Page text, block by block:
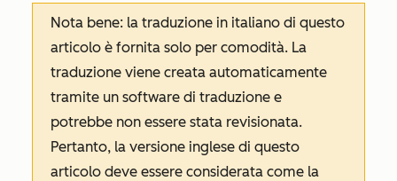
Nota bene: la traduzione in italiano di questo
articolo è fornita solo per comodità. La
traduzione viene creata automaticamente
tramite un software di traduzione e
potrebbe non essere stata revisionata.
Pertanto, la versione inglese di questo
articolo deve essere considerata come la